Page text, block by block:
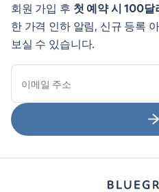
회원 가입 후 첫 예약 시 100달
한 가격 인하 알림, 신규 등록
보실 수 있습니다.
이메일 주소